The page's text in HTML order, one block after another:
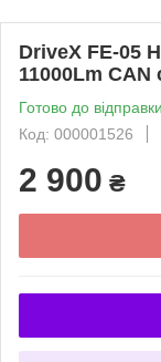
DriveX FE-05
11000Lm CAN
Готово до відправки
Код: 000001526
2 900 ₴